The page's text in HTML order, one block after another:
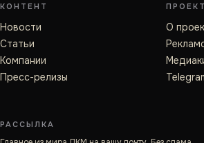
КОНТЕНТ
Новости
Статьи
Компании
Пресс-релизы
ПРОЕКТ
О
РАССЫЛКА